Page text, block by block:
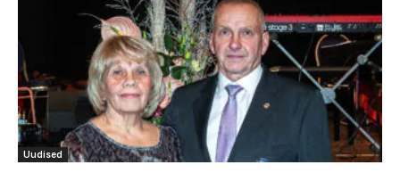
Uudised